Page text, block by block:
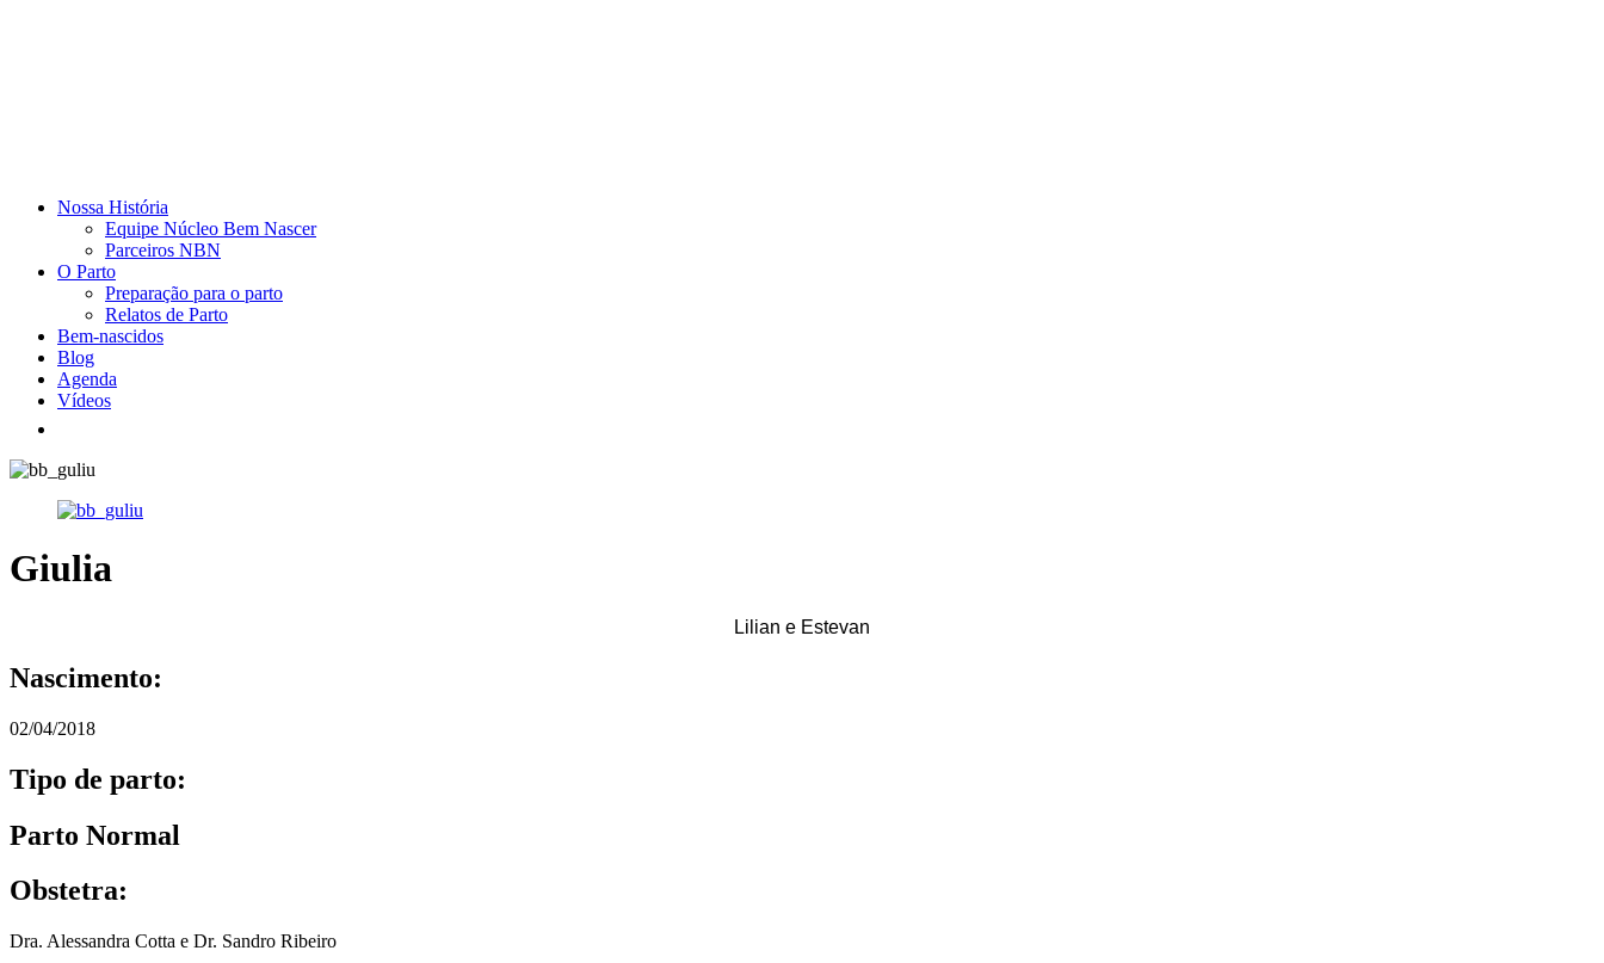
Nossa História
Equipe Núcleo Bem Nascer
Parceiros NBN
O Parto
Preparação para o parto
Relatos de Parto
Bem-nascidos
Blog
Agenda
Vídeos
Giulia
Lilian e Estevan
Nascimento:
02/04/2018
Tipo de parto:
Parto Normal
Obstetra:
Dra. Alessandra Cotta e Dr. Sandro Ribeiro